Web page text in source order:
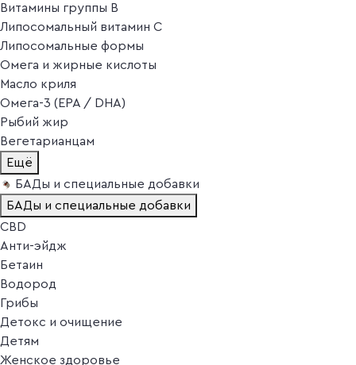
Витамины группы B
Липосомальный витамин C
Липосомальные формы
Омега и жирные кислоты
Масло криля
Омега-3 (EPA / DHA)
Рыбий жир
Вегетарианцам
Ещё
БАДы и специальные добавки
БАДы и специальные добавки
CBD
Анти-эйдж
Бетаин
Водород
Грибы
Детокс и очищение
Детям
Женское здоровье